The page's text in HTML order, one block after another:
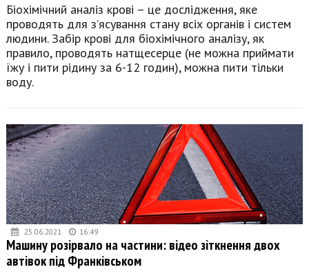
Біохімічний аналіз крові – це дослідження, яке
проводять для з’ясування стану всіх органів і систем
людини. Забір крові для біохімічного аналізу, як
правило, проводять натщесерце (не можна приймати
їжу і пити рідину за 6-12 годин), можна пити тільки
воду.
25.06.2021 16:49
Машину розірвало на частини: відео зіткнення двох
автівок під Франківськом